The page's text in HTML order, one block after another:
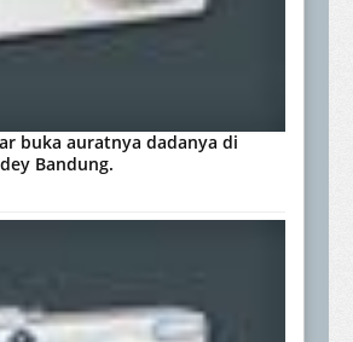
buka auratnya dadanya di
Bandung.